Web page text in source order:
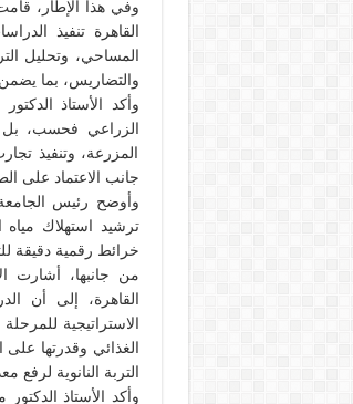
القاهرة تنفيذ
المساحي، وتحليل
والتضاريس، بما يضمن
وأكد الأستاذ
الزراعي فحسب، بل
المزرعة، وتنفيذ
جانب الاعتماد على
وأوضح رئيس
ترشيد استهلاك مياه
خرائط رقمية دقيقة
من جانبها، أشارت
القاهرة، إلى أن
الاستراتيجية
الغذائي وقدرتها
التربة النانوية لرفع
وأكد الأستاذ